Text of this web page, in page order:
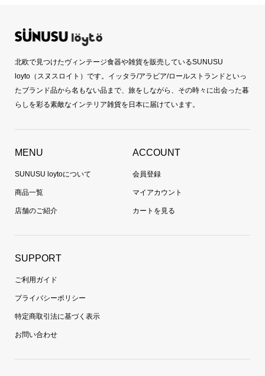
北欧で見つけたヴィンテージ食器や雑貨を販売しているSUNUSU
loyto（スヌスロイト）です。イッタラ/アラビア/ロールストランドといっ
たブランド品から名もない品まで、旅をしながら、その時々に出会った暮
らしを彩る素敵なインテリア雑貨を日本に届けています。
MENU
SUNUSU loytoについて
商品一覧
店舗のご紹介
ACCOUNT
会員登録
マイアカウント
カートを見る
SUPPORT
ご利用ガイド
プライバシーポリシー
特定商取引法に基づく表示
お問い合わせ